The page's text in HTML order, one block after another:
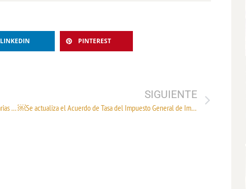
LINKEDIN PINTEREST
Se actualiza Acuerdo Regional No. 2 (preferencias arancelarias para Ecuador)
SIGUIENTE
￼Se actualiza el Acuerdo de Tasa del Impuesto General de Importación para mercancías originarias de Israel.